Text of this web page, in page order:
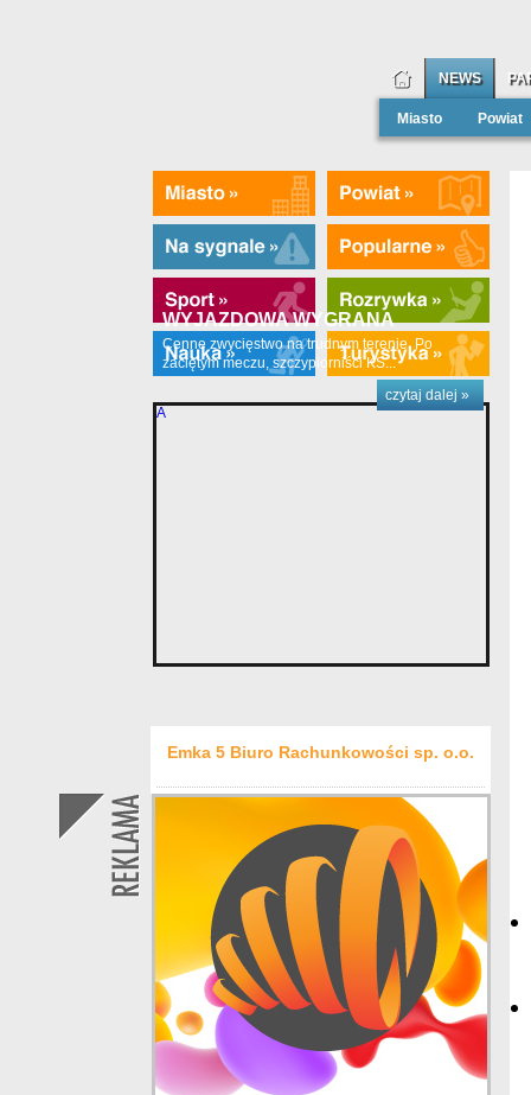
NEWS
Miasto Powiat
WYJAZDOWA WYGRANA
Cenne zwycięstwo na trudnym terenie. Po
zaciętym meczu, szczypiorniści KS...
czytaj dalej »
Emka 5 Biuro Rachunkowości sp. o.o.